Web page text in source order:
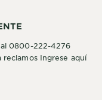
0800-222-4276
reclamos Ingrese aquí